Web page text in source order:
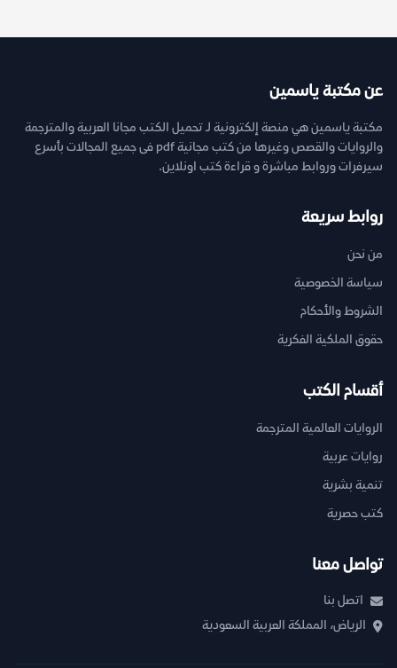
عن مكتبة ياسمين
مكتبة ياسمين هي منصة إلكترونية لـ تحميل الكتب مجانا العربية والمترجمة
والروايات والقصص وغيرها من كتب مجانية pdf فى جميع المجالات بأسرع
سيرفرات وروابط مباشرة و قراءة كتب اونلاين.
روابط سريعة
من نحن
سياسة الخصوصية
الشروط والأحكام
حقوق الملكية الفكرية
أقسام الكتب
الروايات العالمية المترجمة
روايات عربية
تنمية بشرية
كتب حصرية
تواصل معنا
اتصل بنا
الرياض، المملكة العربية السعودية